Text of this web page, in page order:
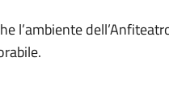
l’ambiente